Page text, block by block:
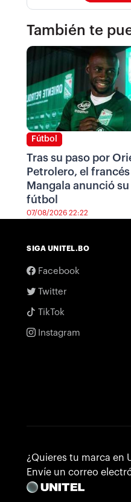
También te
Fútbol
Tras su paso por
Petrolero, el
Mangala anunció
fútbol
07/08/2026 22:22
SIGA UNITEL.BO
Facebook
Twitter
TikTok
Instagram
¿Quieres tu marca en
Envíe un correo